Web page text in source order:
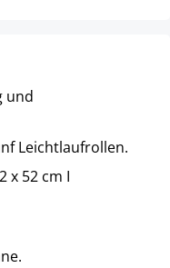
und
Leichtlaufrollen.
x 52 cm I